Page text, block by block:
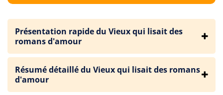
Présentation rapide du Vieux qui lisait des
romans d'amour
Résumé détaillé du Vieux qui lisait des romans
d'amour